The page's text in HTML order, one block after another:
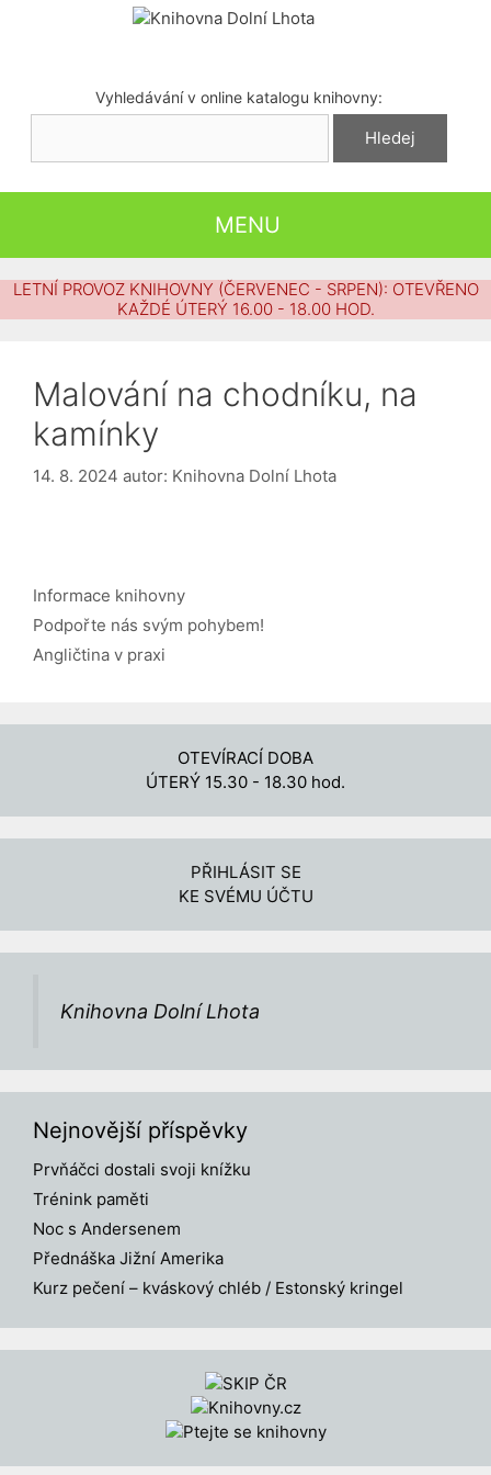
Vyhledávání v online katalogu knihovny:
MENU
LETNÍ PROVOZ KNIHOVNY (ČERVENEC - SRPEN): OTEVŘENO
KAŽDÉ ÚTERÝ 16.00 - 18.00 HOD.
Malování na chodníku, na
kamínky
14. 8. 2024 autor: Knihovna Dolní Lhota
Rubriky
Informace knihovny
Podpořte nás svým pohybem!
Angličtina v praxi
OTEVÍRACÍ DOBA
ÚTERÝ 15.30 - 18.30 hod.
PŘIHLÁSIT SE
KE SVÉMU ÚČTU
Knihovna Dolní Lhota
Nejnovější příspěvky
Prvňáčci dostali svoji knížku
Trénink paměti
Noc s Andersenem
Přednáška Jižní Amerika
Kurz pečení – kváskový chléb / Estonský kringel